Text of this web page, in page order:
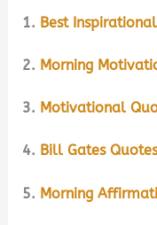
1. Best
2. Morning
3. Motivational
4. Bill Gates
5. Morning